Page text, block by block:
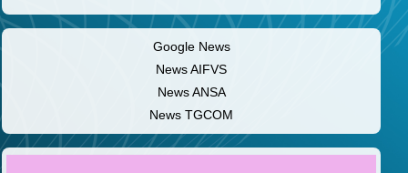
Google News
News AIFVS
News ANSA
News TGCOM